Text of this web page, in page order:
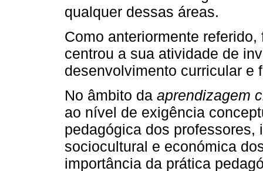
qualquer dessas áreas.
Como anteriormente
centrou a sua atividade de
desenvolvimento curricular e
No âmbito da aprendizagem
ao nível de exigência
pedagógica dos professores,
sociocultural e económica
importância da prática